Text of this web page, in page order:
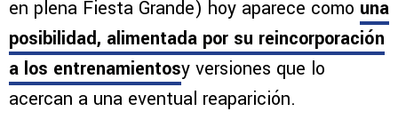
en plena Fiesta Grande) hoy aparece como una
posibilidad, alimentada por su reincorporación
a los entrenamientosy versiones que lo
acercan a una eventual reaparición.